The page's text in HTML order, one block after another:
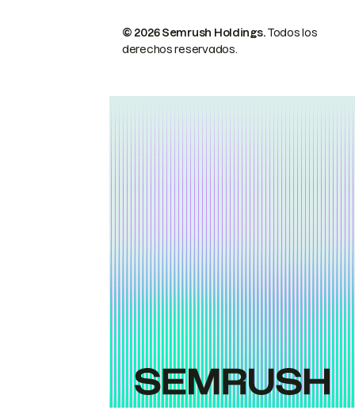
© 2026 Semrush Holdings.Todos los
derechos reservados.